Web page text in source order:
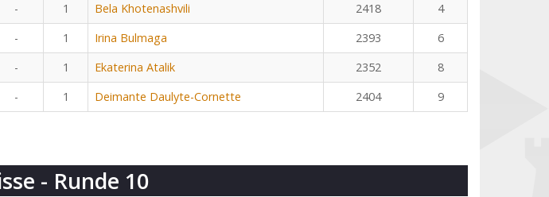
- 1 Bela Khotenashvili 2418
4
- 1 Irina Bulmaga 2393
6
- 1 Ekaterina Atalik 2352
8
- 1 Deimante Daulyte-Cornette 2404 9
- Runde 10